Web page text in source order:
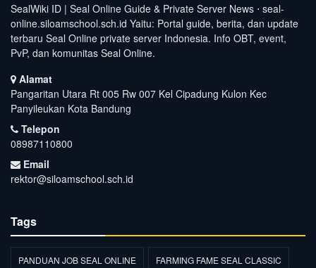
SealWiki ID | Seal Online Guide & Private Server News ⋅ seal-
online.siloamschool.sch.id Yaitu: Portal guide, berita, dan update
terbaru Seal Online private server Indonesia. Info OBT, event,
PvP, dan komunitas Seal Online.
Alamat
Pangaritan Utara Rt 005 Rw 007 Kel Cipadung Kulon Kec
Panyileukan Kota Bandung
Telepon
08987110800
Email
rektor@siloamschool.sch.id
Tags
PANDUAN JOB SEAL ONLINE FARMING FAME SEAL CLASSIC